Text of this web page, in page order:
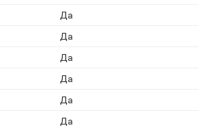
Да
Да
Да
Да
Да
Да